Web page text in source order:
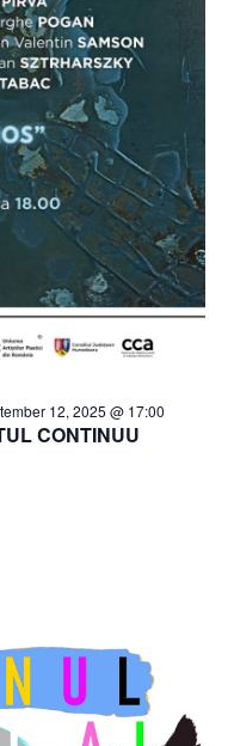
CONTINUU
12, 2025 @ 17:00